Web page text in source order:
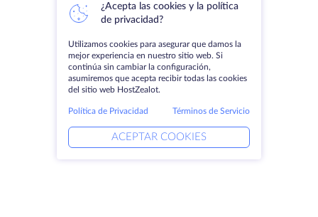
¿Acepta las cookies y la política
de privacidad?
Utilizamos cookies para asegurar que damos la
mejor experiencia en nuestro sitio web. Si
continúa sin cambiar la configuración,
asumiremos que acepta recibir todas las cookies
del sitio web HostZealot.
Política de Privacidad Términos de Servicio
ACEPTAR COOKIES